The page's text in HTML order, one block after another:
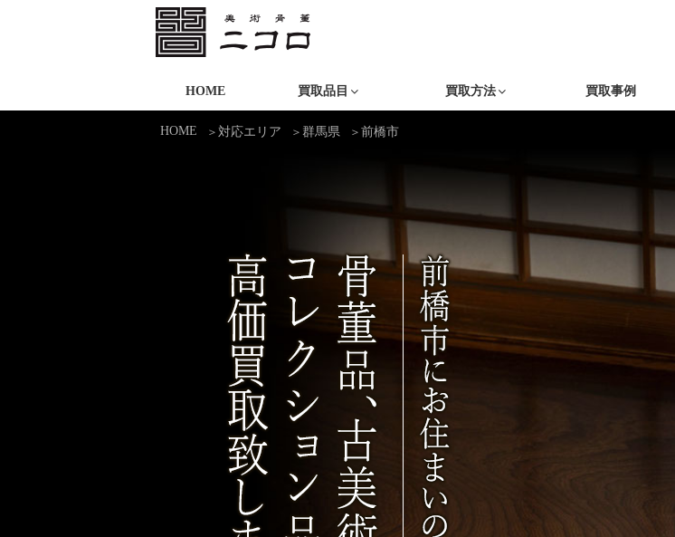
ツ
ニコロ美術
HOME 買取品目 買取方法 買取事例
HOME 対応エリア 群馬県 前橋市